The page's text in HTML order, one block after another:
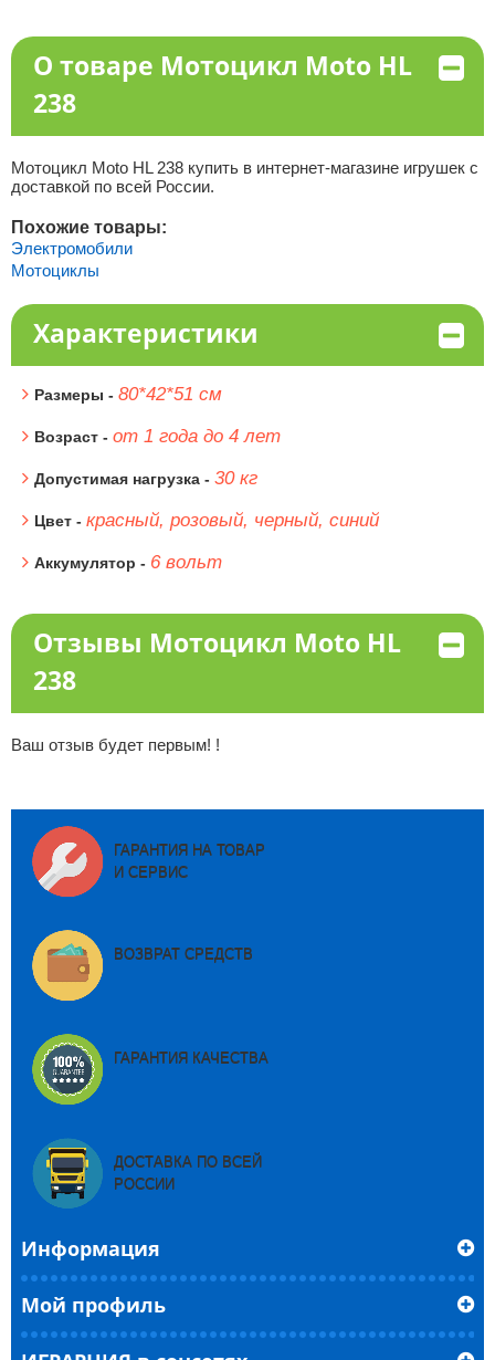
О товаре Мотоцикл Moto HL
238
Мотоцикл Moto HL 238 купить в интернет-магазине игрушек с
доставкой по всей России.
Похожие товары:
Электромобили
Мотоциклы
Характеристики
Размеры - 80*42*51 см
Возраст - от 1 года до 4 лет
Допустимая нагрузка - 30 кг
Цвет - красный, розовый, черный, синий
Аккумулятор - 6 вольт
Отзывы Мотоцикл Moto HL
238
Ваш отзыв будет первым! !
ГАРАНТИЯ НА ТОВАР
И СЕРВИС
ВОЗВРАТ СРЕДСТВ
ГАРАНТИЯ КАЧЕСТВА
ДОСТАВКА ПО ВСЕЙ
РОССИИ
Информация
Мой профиль